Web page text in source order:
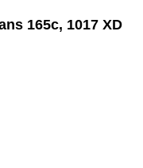
165c, 1017 XD